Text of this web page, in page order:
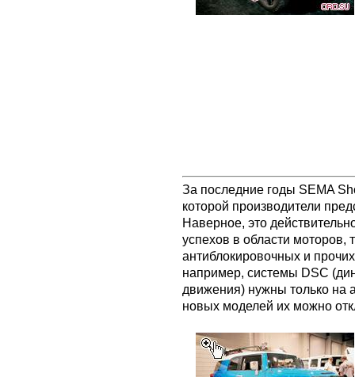
За последние годы SEMA
которой производители
Наверное, это
успехов в области моторов,
антиблокировочных и
например, системы DSC
движения) нужны только на
новых моделей их можно